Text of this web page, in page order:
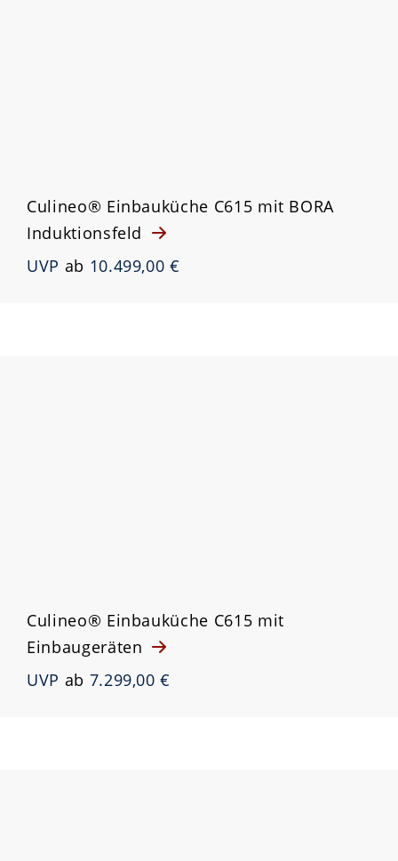
Culineo® Einbauküche C615 mit BORA
Induktionsfeld
UVP ab 10.499,00 €
Culineo® Einbauküche C615 mit
Einbaugeräten
UVP ab 7.299,00 €